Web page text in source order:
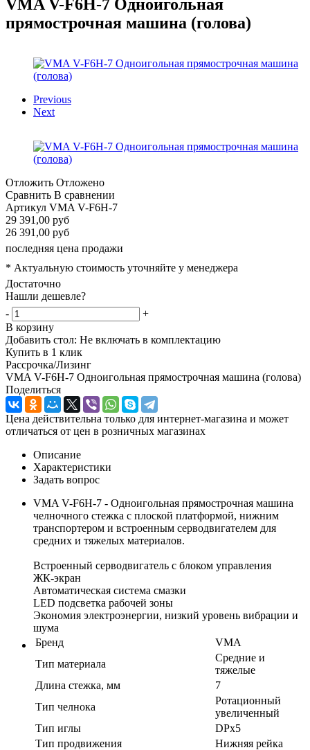
VMA V-F6H-7 Одноигольная
прямострочная машина (голова)
Previous
Next
Отложить Отложено
Сравнить В сравнении
Артикул VMA V-F6H-7
29 391,00 руб
26 391,00 руб
последняя цена продажи
* Актуальную стоимость уточняйте у менеджера
Достаточно
Нашли дешевле?
-
+
В корзину
Добавить стол: Не включать в комплектацию
Купить в 1 клик
Рассрочка/Лизинг
VMA V-F6H-7 Одноигольная прямострочная машина (голова)
Поделиться
Цена действительна только для интернет-магазина и может
отличаться от цен в розничных магазинах
Описание
Характеристики
Задать вопрос
VMA V-F6H-7 - Одноигольная прямострочная машина
челночного стежка с плоской платформой, нижним
транспортером и встроенным серводвигателем для
средних и тяжелых материалов.
Встроенный серводвигатель с блоком управления
ЖК-экран
Автоматическая система смазки
LED подсветка рабочей зоны
Экономия электроэнергии, низкий уровень вибрации и
шума
Бренд
VMA
Тип материала
Средние и
тяжелые
Длина стежка, мм
7
Тип челнока
Ротационный
увеличенный
Тип иглы
DPx5
Тип продвижения
Нижняя рейка